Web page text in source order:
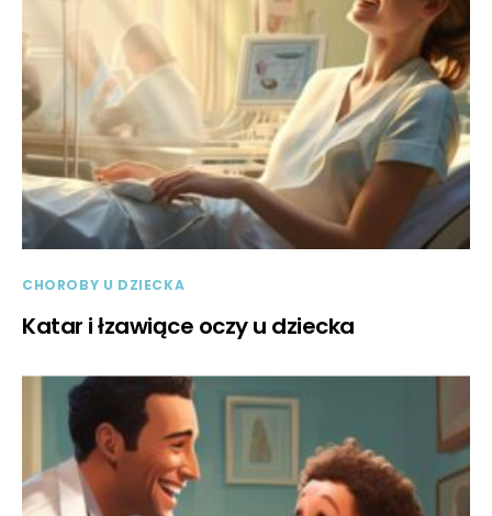
CHOROBY U DZIECKA
Katar i łzawiące oczy u dziecka